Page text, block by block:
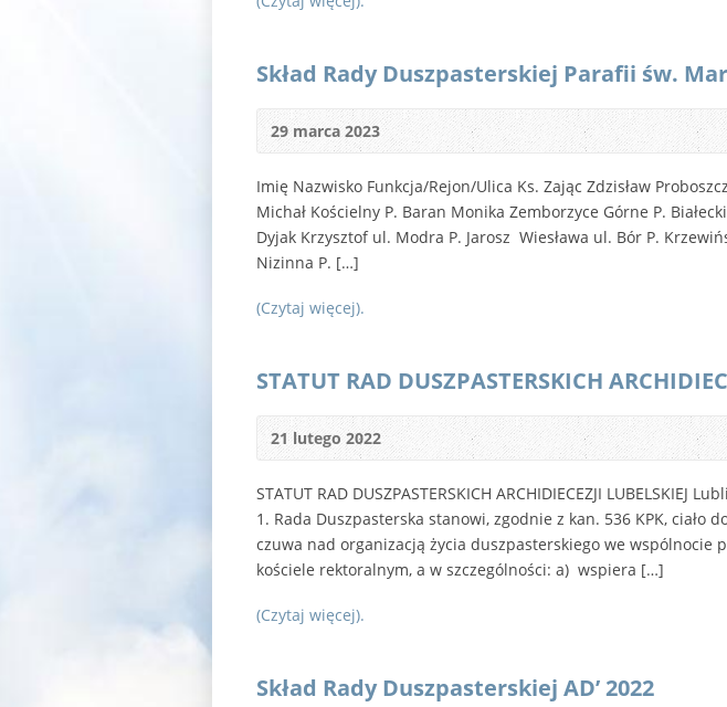
Skład Rady Duszpasterskiej Parafii św.
29 marca 2023
Imię Nazwisko Funkcja/Rejon/Ulica Ks. Zając Zdzisław
Michał Kościelny P. Baran Monika Zemborzyce Górne P.
Dyjak Krzysztof ul. Modra P. Jarosz Wiesława ul. Bór P.
Nizinna P. […]
(Czytaj więcej).
STATUT RAD DUSZPASTERSKICH
21 lutego 2022
STATUT RAD DUSZPASTERSKICH ARCHIDIECEZJI
1. Rada Duszpasterska stanowi, zgodnie z kan. 536 KPK,
czuwa nad organizacją życia duszpasterskiego we
kościele rektoralnym, a w szczególności: a) wspiera […]
(Czytaj więcej).
Skład Rady Duszpasterskiej AD’ 2022